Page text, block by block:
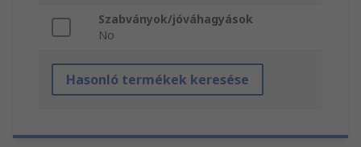
Szabványok/jóváhagyások
No
Hasonló termékek keresése